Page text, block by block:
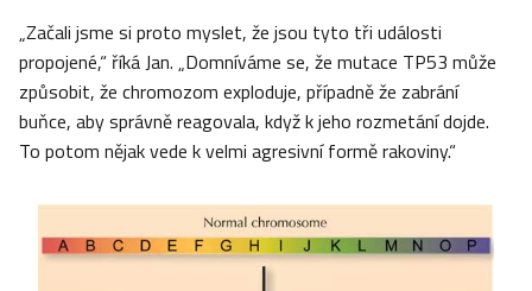
„Začali jsme si proto myslet, že jsou tyto tři události
propojené,“ říká Jan. „Domníváme se, že mutace TP53 může
způsobit, že chromozom exploduje, případně že zabrání
buňce, aby správně reagovala, když k jeho rozmetání dojde.
To potom nějak vede k velmi agresivní formě rakoviny.“